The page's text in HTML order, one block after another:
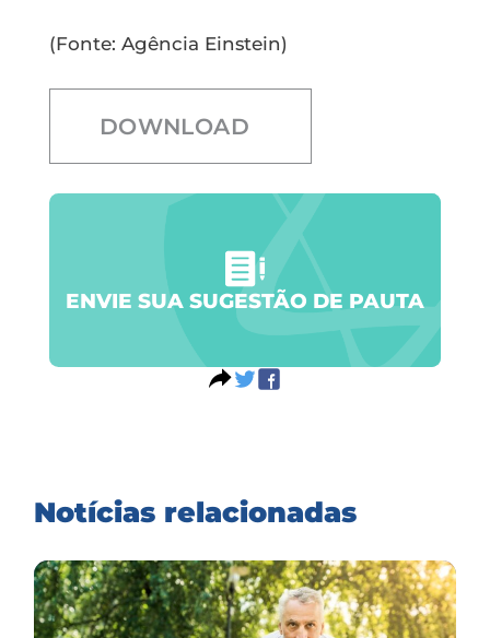
(Fonte: Agência Einstein)
DOWNLOAD
ENVIE SUA SUGESTÃO DE PAUTA
Notícias relacionadas